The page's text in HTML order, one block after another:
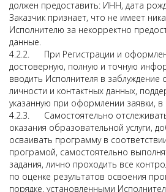
должен предоставить: ИНН, дата
Заказчик признает, что не имеет
Исполнителю за некорректно
данные.
4.2.2. При Регистрации и
достоверную, полную и точную
вводить Исполнителя в заблуждение
личности и контактных данных,
указанную при оформлении заявки, в
4.2.3. Самостоятельно
оказания образовательной услуги,
осваивать программу в
програмой, самостоятельно
задания, лично проходить все
по оценке результатов освоения
порядке, установленными